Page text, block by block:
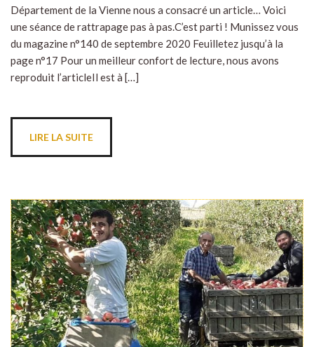
Département de la Vienne nous a consacré un article… Voici
une séance de rattrapage pas à pas.C’est parti ! Munissez vous
du magazine n°140 de septembre 2020 Feuilletez jusqu’à la
page n°17 Pour un meilleur confort de lecture, nous avons
reproduit l’articleIl est à […]
LIRE LA SUITE